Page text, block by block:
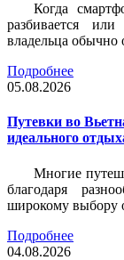
Когда
разбивается
владельца обычно
Подробнее
05.08.2026
Путевки во
идеального
Многие
благодаря
широкому выбору
Подробнее
04.08.2026